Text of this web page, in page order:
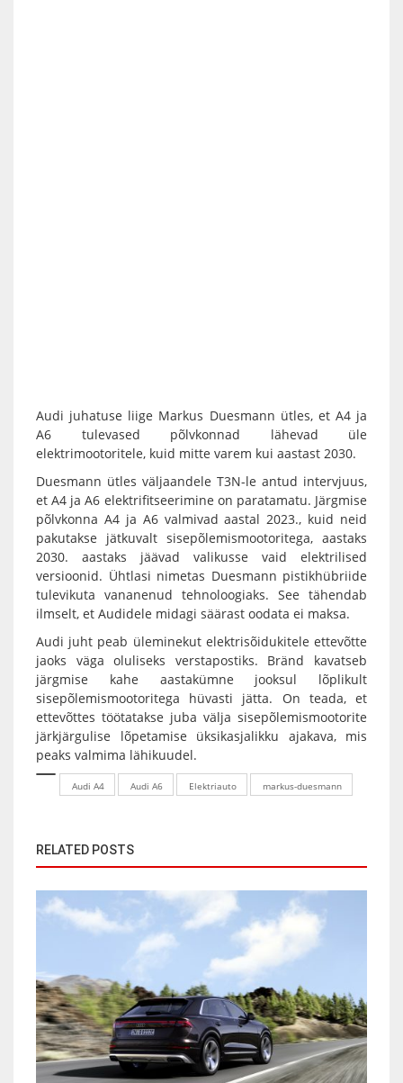
Audi juhatuse liige Markus Duesmann ütles, et A4 ja
A6 tulevased põlvkonnad lähevad üle
elektrimootoritele, kuid mitte varem kui aastast 2030.
Duesmann ütles väljaandele T3N-le antud intervjuus,
et A4 ja A6 elektrifitseerimine on paratamatu. Järgmise
põlvkonna A4 ja A6 valmivad aastal 2023., kuid neid
pakutakse jätkuvalt sisepõlemismootoritega, aastaks
2030. aastaks jäävad valikusse vaid elektrilised
versioonid. Ühtlasi nimetas Duesmann pistikhübriide
tulevikuta vananenud tehnoloogiaks. See tähendab
ilmselt, et Audidele midagi säärast oodata ei maksa.
Audi juht peab üleminekut elektrisõidukitele ettevõtte
jaoks väga oluliseks verstapostiks. Bränd kavatseb
järgmise kahe aastakümne jooksul lõplikult
sisepõlemismootoritega hüvasti jätta. On teada, et
ettevõttes töötatakse juba välja sisepõlemismootorite
järkjärgulise lõpetamise üksikasjalikku ajakava, mis
peaks valmima lähikuudel.
Audi A4 Audi A6 Elektriauto markus-duesmann
RELATED POSTS